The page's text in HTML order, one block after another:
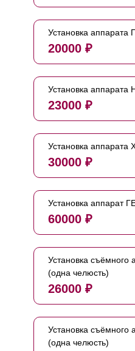
Установка
20000 ₽
Установка
23000 ₽
Установка
30000 ₽
Установка аппарат
60000 ₽
Установка съёмного
(одна челюсть)
26000 ₽
Установка съёмного
(одна челюсть)